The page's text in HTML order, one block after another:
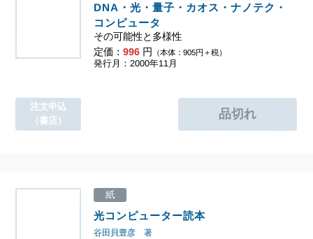
DNA・光・量子・カオス・ナノテク・
コンピュータ
その可能性と多様性
定価：996 円 （本体：905円＋税）
発行月：2000年11月
注文申込
（書店）
光コンピューター読本
谷田貝豊彦 著
紙